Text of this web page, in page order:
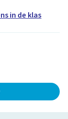
in de klas